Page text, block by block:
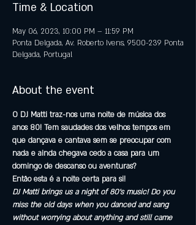
Time & Location
May 06, 2023, 10:00 PM – 11:59 PM
Ponta Delgada, Av. Roberto Ivens, 9500-239 Ponta
Delgada, Portugal
About the event
O DJ Matti traz-nos uma noite de música dos
anos 80! Tem saudades dos velhos tempos em
que dançava e cantava sem se preocupar com
nada e ainda chegava cedo a casa para um
domingo de descanso ou aventuras?
Então esta é a noite certa para si!
DJ Matti brings us a night of 80's music! Do you
miss the old days when you danced and sang
without worrying about anything and still came